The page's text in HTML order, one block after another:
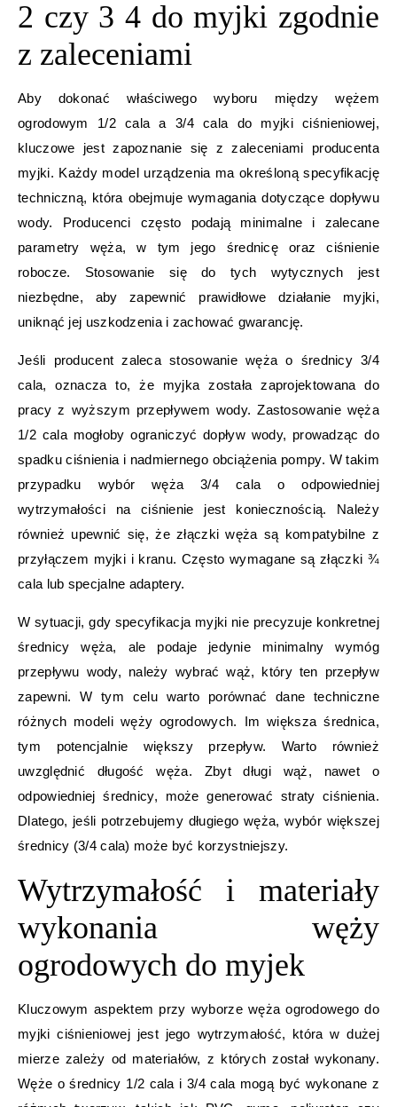
2 czy 3 4 do myjki zgodnie
z zaleceniami
Aby dokonać właściwego wyboru między wężem
ogrodowym 1/2 cala a 3/4 cala do myjki ciśnieniowej,
kluczowe jest zapoznanie się z zaleceniami producenta
myjki. Każdy model urządzenia ma określoną specyfikację
techniczną, która obejmuje wymagania dotyczące dopływu
wody. Producenci często podają minimalne i zalecane
parametry węża, w tym jego średnicę oraz ciśnienie
robocze. Stosowanie się do tych wytycznych jest
niezbędne, aby zapewnić prawidłowe działanie myjki,
uniknąć jej uszkodzenia i zachować gwarancję.
Jeśli producent zaleca stosowanie węża o średnicy 3/4
cala, oznacza to, że myjka została zaprojektowana do
pracy z wyższym przepływem wody. Zastosowanie węża
1/2 cala mogłoby ograniczyć dopływ wody, prowadząc do
spadku ciśnienia i nadmiernego obciążenia pompy. W takim
przypadku wybór węża 3/4 cala o odpowiedniej
wytrzymałości na ciśnienie jest koniecznością. Należy
również upewnić się, że złączki węża są kompatybilne z
przyłączem myjki i kranu. Często wymagane są złączki ¾
cala lub specjalne adaptery.
W sytuacji, gdy specyfikacja myjki nie precyzuje konkretnej
średnicy węża, ale podaje jedynie minimalny wymóg
przepływu wody, należy wybrać wąż, który ten przepływ
zapewni. W tym celu warto porównać dane techniczne
różnych modeli węży ogrodowych. Im większa średnica,
tym potencjalnie większy przepływ. Warto również
uwzględnić długość węża. Zbyt długi wąż, nawet o
odpowiedniej średnicy, może generować straty ciśnienia.
Dlatego, jeśli potrzebujemy długiego węża, wybór większej
średnicy (3/4 cala) może być korzystniejszy.
Wytrzymałość i materiały
wykonania węży
ogrodowych do myjek
Kluczowym aspektem przy wyborze węża ogrodowego do
myjki ciśnieniowej jest jego wytrzymałość, która w dużej
mierze zależy od materiałów, z których został wykonany.
Węże o średnicy 1/2 cala i 3/4 cala mogą być wykonane z